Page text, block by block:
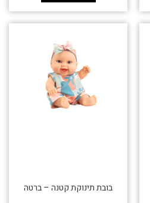
בובת תינוקת קטנה – ברטה